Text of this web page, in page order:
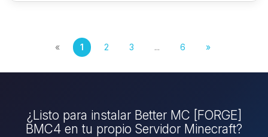
« 1 2 3 ... 6 »
¿Listo para instalar Better MC [FORGE]
BMC4 en tu propio Servidor Minecraft?